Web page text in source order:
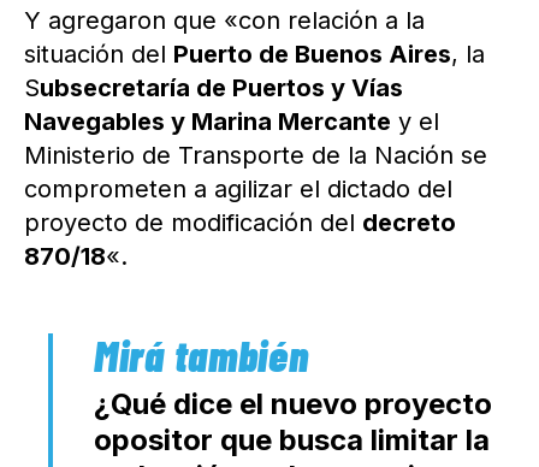
Y agregaron que «con relación a la
situación del Puerto de Buenos Aires, la
Subsecretaría de Puertos y Vías
Navegables y Marina Mercante y el
Ministerio de Transporte de la Nación se
comprometen a agilizar el dictado del
proyecto de modificación del decreto
870/18«.
¿Qué dice el nuevo proyecto
opositor que busca limitar la